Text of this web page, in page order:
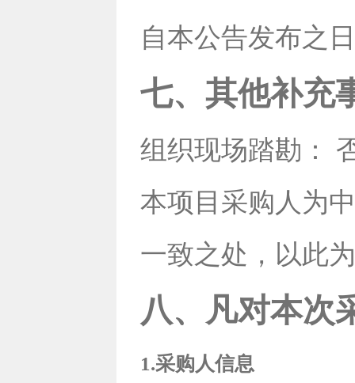
自本公告发布之
七、其他补充
组织现场踏勘：
本项目采购人为
一致之处，以此
八、凡对本次
1.采购人信息